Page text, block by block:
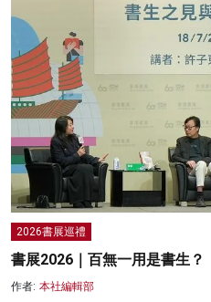
2026書展巡禮
書展2026｜百無一用是書生？
作者: 本社編輯部